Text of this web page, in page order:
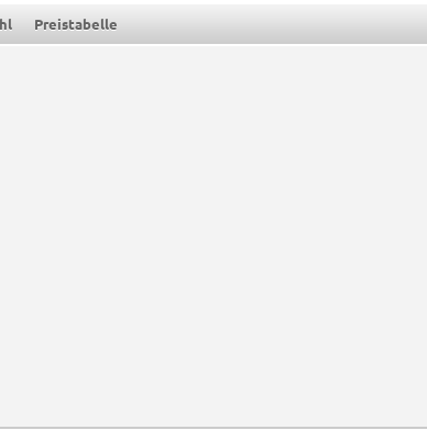
Preistabelle